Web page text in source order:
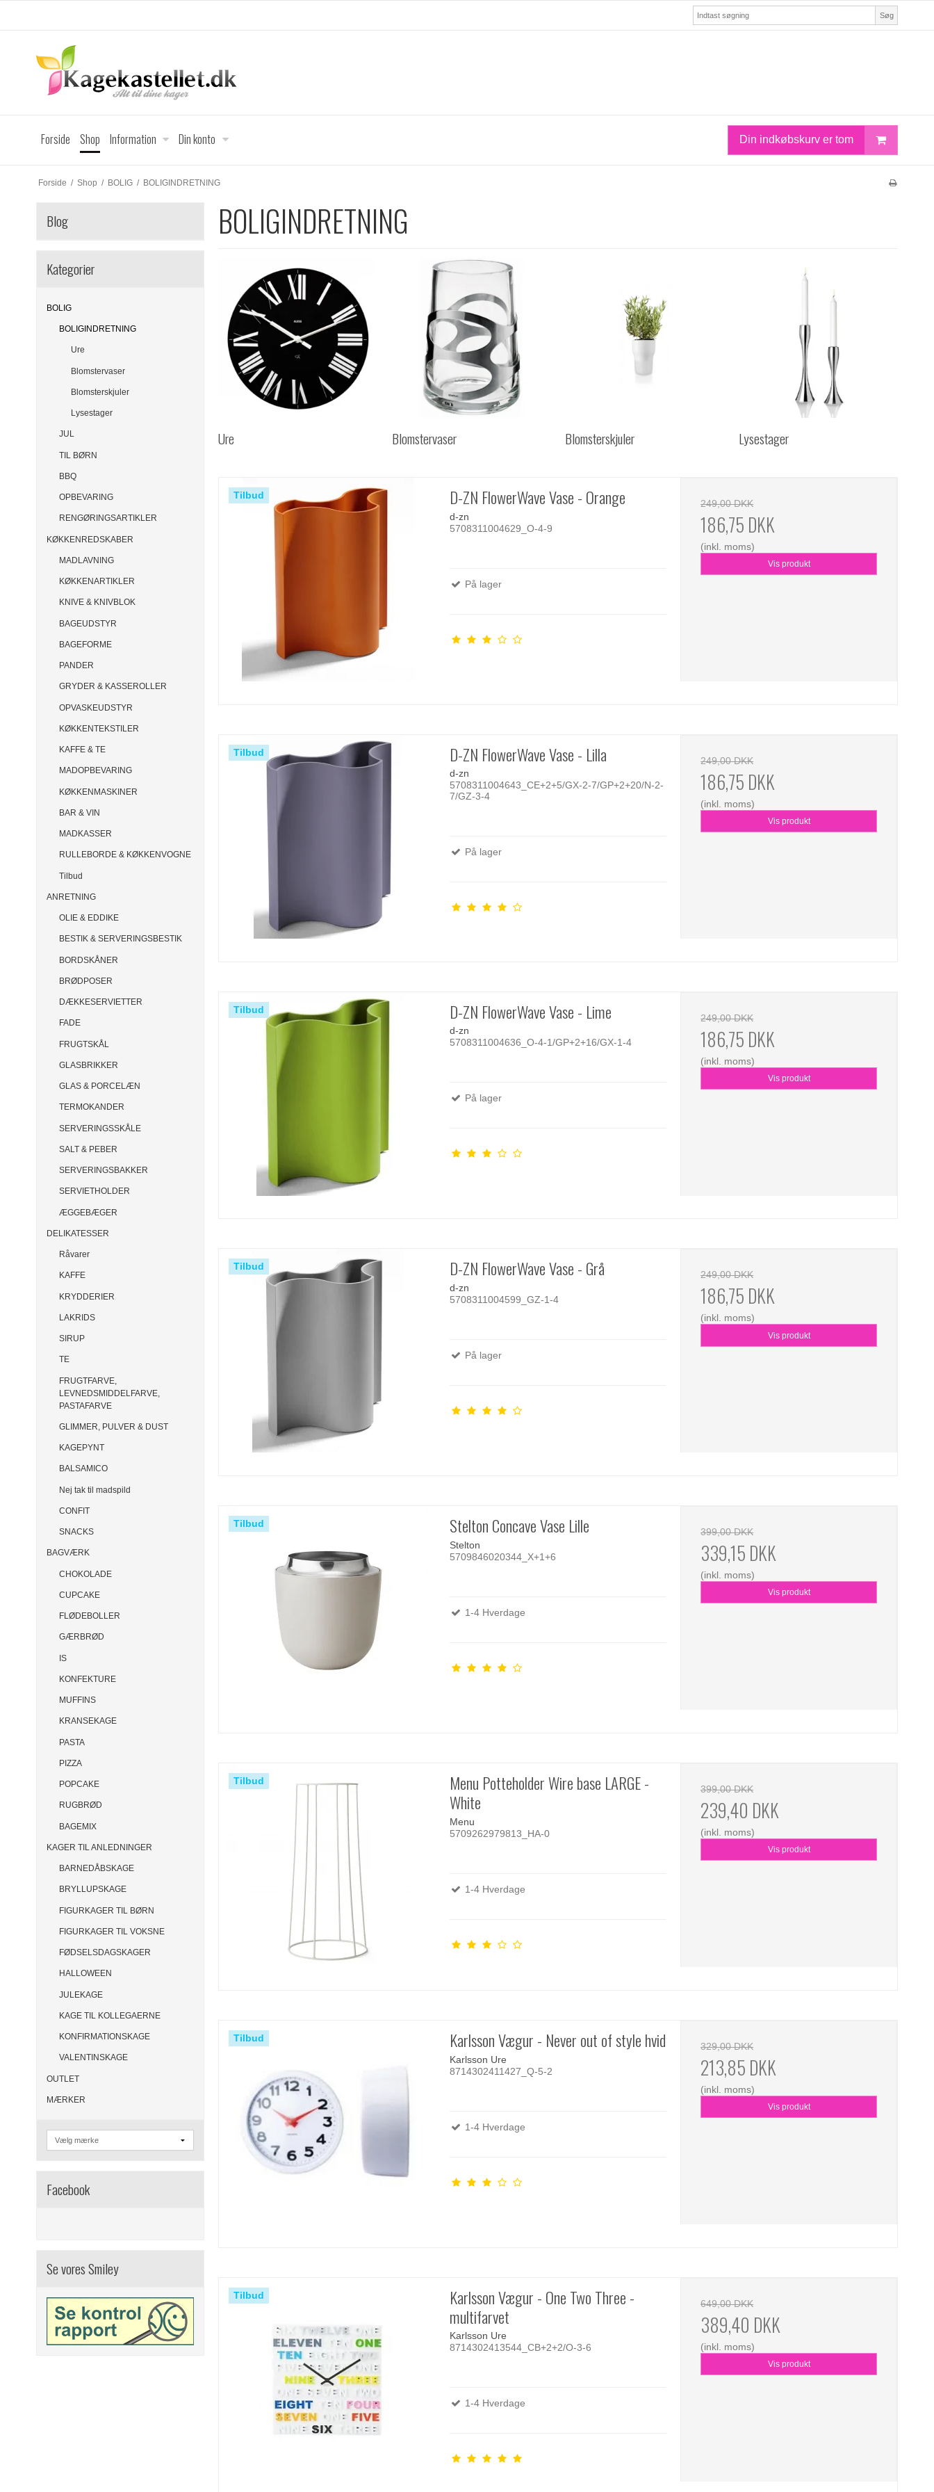
Søg
Forside Shop Information Din konto Din indkøbskurv er tom
Forside / Shop / BOLIG / BOLIGINDRETNING
Blog
Kategorier
BOLIG
BOLIGINDRETNING
Ure
Blomstervaser
Blomsterskjuler
Lysestager
JUL
TIL BØRN
BBQ
OPBEVARING
RENGØRINGSARTIKLER
KØKKENREDSKABER
MADLAVNING
KØKKENARTIKLER
KNIVE & KNIVBLOK
BAGEUDSTYR
BAGEFORME
PANDER
GRYDER & KASSEROLLER
OPVASKEUDSTYR
KØKKENTEKSTILER
KAFFE & TE
MADOPBEVARING
KØKKENMASKINER
BAR & VIN
MADKASSER
RULLEBORDE & KØKKENVOGNE
Tilbud
ANRETNING
OLIE & EDDIKE
BESTIK & SERVERINGSBESTIK
BORDSKÅNER
BRØDPOSER
DÆKKESERVIETTER
FADE
FRUGTSKÅL
GLASBRIKKER
GLAS & PORCELÆN
TERMOKANDER
SERVERINGSSKÅLE
SALT & PEBER
SERVERINGSBAKKER
SERVIETHOLDER
ÆGGEBÆGER
DELIKATESSER
Råvarer
KAFFE
KRYDDERIER
LAKRIDS
SIRUP
TE
FRUGTFARVE,
LEVNEDSMIDDELFARVE,
PASTAFARVE
GLIMMER, PULVER & DUST
KAGEPYNT
BALSAMICO
Nej tak til madspild
CONFIT
SNACKS
BAGVÆRK
CHOKOLADE
CUPCAKE
FLØDEBOLLER
GÆRBRØD
IS
KONFEKTURE
MUFFINS
KRANSEKAGE
PASTA
PIZZA
POPCAKE
RUGBRØD
BAGEMIX
KAGER TIL ANLEDNINGER
BARNEDÅBSKAGE
BRYLLUPSKAGE
FIGURKAGER TIL BØRN
FIGURKAGER TIL VOKSNE
FØDSELSDAGSKAGER
HALLOWEEN
JULEKAGE
KAGE TIL KOLLEGAERNE
KONFIRMATIONSKAGE
VALENTINSKAGE
OUTLET
MÆRKER
Facebook
Se vores Smiley
BOLIGINDRETNING
Ure Blomstervaser Blomsterskjuler Lysestager
Tilbud D-ZN FlowerWave Vase - Orange
d-zn
5708311004629_O-4-9
På lager
249,00 DKK
186,75 DKK
(inkl. moms)
Vis produkt
Tilbud D-ZN FlowerWave Vase - Lilla
d-zn
5708311004643_CE+2+5/GX-2-7/GP+2+20/N-2-
7/GZ-3-4
På lager
249,00 DKK
186,75 DKK
(inkl. moms)
Vis produkt
Tilbud D-ZN FlowerWave Vase - Lime
d-zn
5708311004636_O-4-1/GP+2+16/GX-1-4
På lager
249,00 DKK
186,75 DKK
(inkl. moms)
Vis produkt
Tilbud D-ZN FlowerWave Vase - Grå
d-zn
5708311004599_GZ-1-4
På lager
249,00 DKK
186,75 DKK
(inkl. moms)
Vis produkt
Tilbud Stelton Concave Vase Lille
Stelton
5709846020344_X+1+6
1-4 Hverdage
399,00 DKK
339,15 DKK
(inkl. moms)
Vis produkt
Tilbud
Menu Potteholder Wire base LARGE -
White
Menu
5709262979813_HA-0
1-4 Hverdage
399,00 DKK
239,40 DKK
(inkl. moms)
Vis produkt
Tilbud Karlsson Vægur - Never out of style hvid
Karlsson Ure
8714302411427_Q-5-2
1-4 Hverdage
329,00 DKK
213,85 DKK
(inkl. moms)
Vis produkt
Tilbud
Karlsson Vægur - One Two Three -
multifarvet
Karlsson Ure
8714302413544_CB+2+2/O-3-6
1-4 Hverdage
649,00 DKK
389,40 DKK
(inkl. moms)
Vis produkt